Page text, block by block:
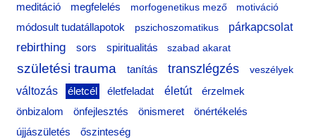
meditáció megfelelés morfogenetikus mező motiváció
módosult tudatállapotok pszichoszomatikus párkapcsolat
rebirthing sors spiritualitás szabad akarat
születési trauma tanítás transzlégzés veszélyek
változás életcél életfeladat életút
érzelmek
önbizalom
önfejlesztés önismeret
önértékelés
újjászületés
őszinteség